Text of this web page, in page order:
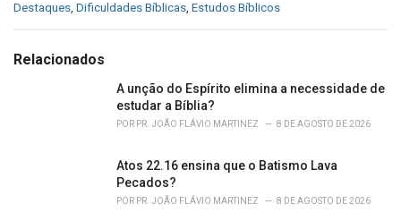
C
e
Destaques, Dificuldades Bíblicas, Estudos Bíblicos
Relacionados
A unção do Espírito elimina a necessidade de
estudar a Bíblia?
POR PR. JOÃO FLÁVIO MARTINEZ 8 DE AGOSTO DE 2026
Atos 22.16 ensina que o Batismo Lava
Pecados?
POR PR. JOÃO FLÁVIO MARTINEZ 8 DE AGOSTO DE 2026